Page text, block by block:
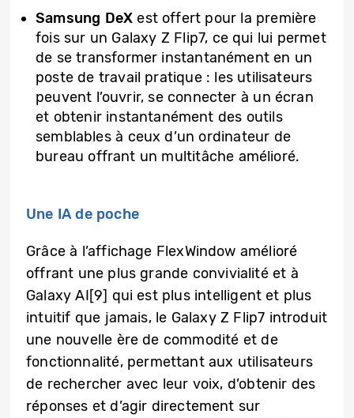
Samsung DeX est offert pour la première
fois sur un Galaxy Z Flip7, ce qui lui permet
de se transformer instantanément en un
poste de travail pratique : les utilisateurs
peuvent l’ouvrir, se connecter à un écran
et obtenir instantanément des outils
semblables à ceux d’un ordinateur de
bureau offrant un multitâche amélioré.
Une IA de poche
Grâce à l’affichage FlexWindow amélioré
offrant une plus grande convivialité et à
Galaxy AI[9] qui est plus intelligent et plus
intuitif que jamais, le Galaxy Z Flip7 introduit
une nouvelle ère de commodité et de
fonctionnalité, permettant aux utilisateurs
de rechercher avec leur voix, d’obtenir des
réponses et d’agir directement sur